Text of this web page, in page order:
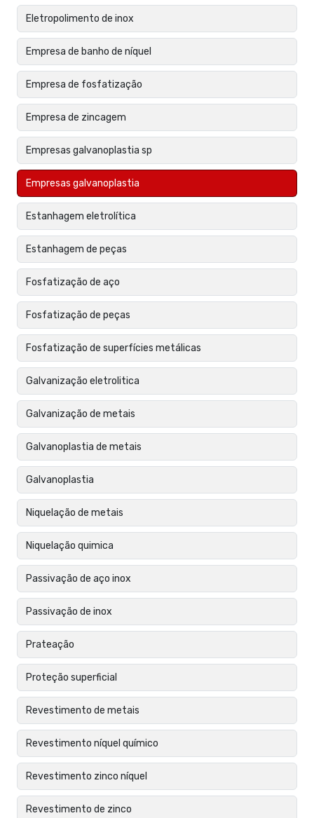
Eletropolimento de inox
Empresa de banho de níquel
Empresa de fosfatização
Empresa de zincagem
Empresas galvanoplastia sp
Empresas galvanoplastia
Estanhagem eletrolítica
Estanhagem de peças
Fosfatização de aço
Fosfatização de peças
Fosfatização de superfícies metálicas
Galvanização eletrolitica
Galvanização de metais
Galvanoplastia de metais
Galvanoplastia
Niquelação de metais
Niquelação quimica
Passivação de aço inox
Passivação de inox
Prateação
Proteção superficial
Revestimento de metais
Revestimento níquel químico
Revestimento zinco níquel
Revestimento de zinco